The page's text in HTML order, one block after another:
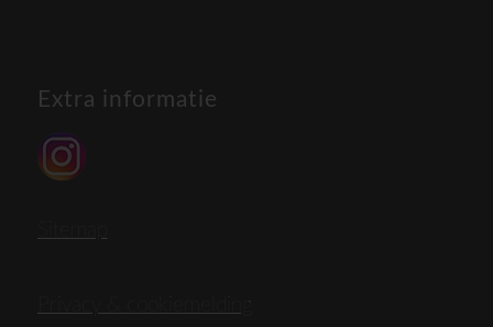
Extra informatie
Privacy & cookiemelding